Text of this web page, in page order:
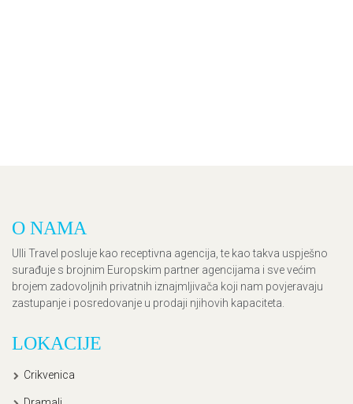
O NAMA
Ulli Travel posluje kao receptivna agencija, te kao takva uspješno
surađuje s brojnim Europskim partner agencijama i sve većim
brojem zadovoljnih privatnih iznajmljivača koji nam povjeravaju
zastupanje i posredovanje u prodaji njihovih kapaciteta.
LOKACIJE
Crikvenica